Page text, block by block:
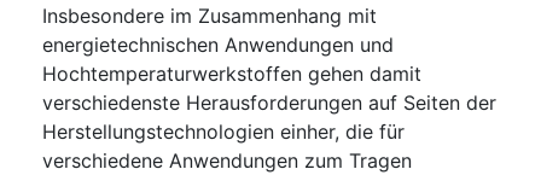
Insbesondere im Zusammenhang mit
energietechnischen Anwendungen und
Hochtemperaturwerkstoffen gehen damit
verschiedenste Herausforderungen auf Seiten der
Herstellungstechnologien einher, die für
verschiedene Anwendungen zum Tragen